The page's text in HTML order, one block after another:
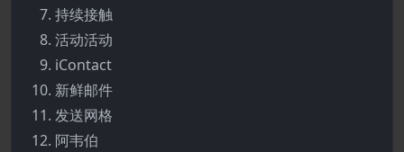
持续接触
活动活动
iContact
新鲜邮件
发送网格
阿韦伯